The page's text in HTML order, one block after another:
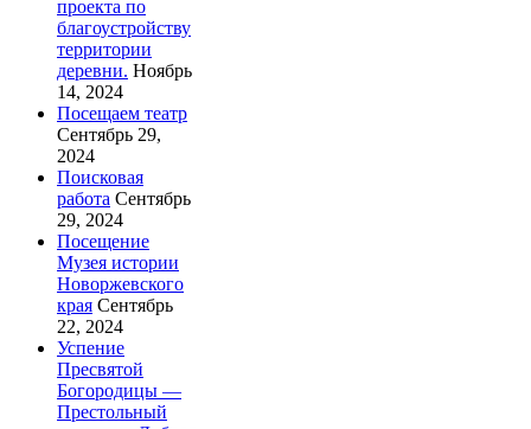
проекта по
благоустройству
территории
деревни. Ноябрь
14, 2024
Посещаем театр
Сентябрь 29,
2024
Поисковая
работа Сентябрь
29, 2024
Посещение
Музея истории
Новоржевского
края Сентябрь
22, 2024
Успение
Пресвятой
Богородицы —
Престольный